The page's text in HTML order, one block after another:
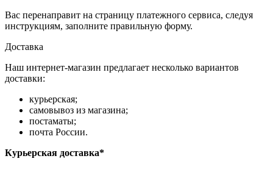
Вас перенаправит на страницу платежного сервиса, следуя
инструкциям, заполните правильную форму.
Доставка
Наш интернет-магазин предлагает несколько вариантов
доставки:
курьерская;
самовывоз из магазина;
постаматы;
почта России.
Курьерская доставка*